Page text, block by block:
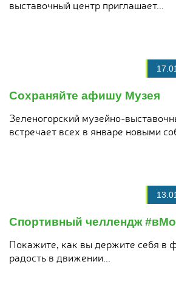
выставочный центр приглашает...
Сохраняйте афишу Музея
Зеленогорский музейно-
встречает всех в январе новыми
Спортивный челлендж
Покажите, как вы держите себя в
радость в движении...